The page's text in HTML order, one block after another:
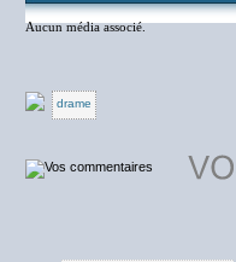
Aucun média associé.
drame